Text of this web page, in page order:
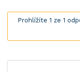
Prohlížíte 1 ze 1